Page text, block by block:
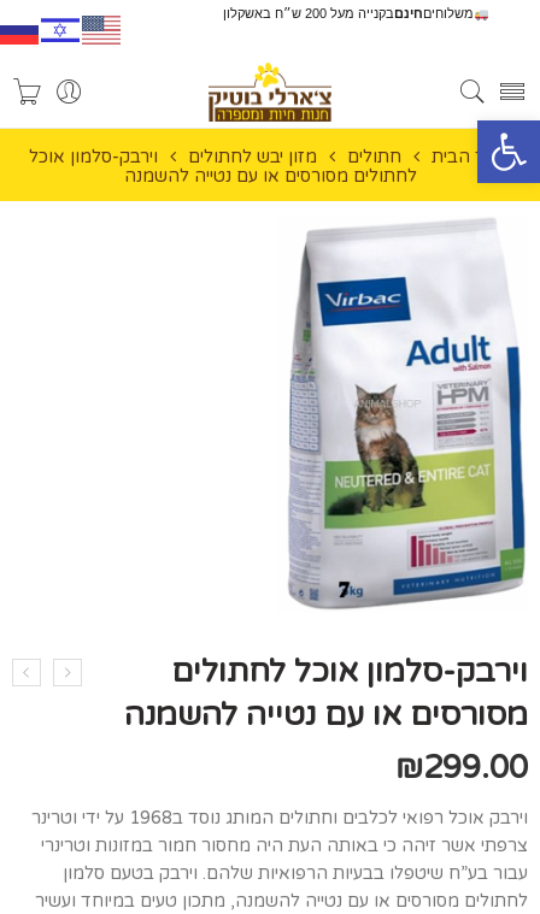
פתח סרגל נגישות
משלוחיםחינםבקנייה מעל 200 ש״ח באשקלון
עמוד הבית חתולים מזון יבש לחתולים
וירבק-סלמון אוכל
לחתולים מסורסים או עם נטייה להשמנה
וירבק-סלמון אוכל לחתולים
מסורסים או עם נטייה להשמנה
₪299.00
וירבק אוכל רפואי לכלבים וחתולים המותג נוסד ב1968 על ידי וטרינר
צרפתי אשר זיהה כי באותה העת היה מחסור חמור במזונות וטרינרי
עבור בע”ח שיטפלו בבעיות הרפואיות שלהם. וירבק בטעם סלמון
לחתולים מסורסים או עם נטייה להשמנה, מתכון טעים במיוחד ועשיר